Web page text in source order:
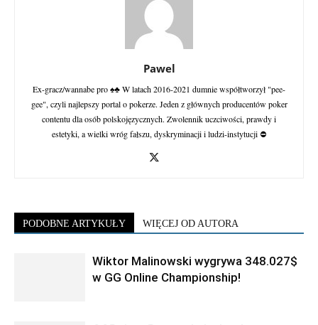
Pawel
Ex-gracz/wannabe pro ♠♣ W latach 2016-2021 dumnie współtworzył "pee-
gee", czyli najlepszy portal o pokerze. Jeden z głównych producentów poker
contentu dla osób polskojęzycznych. Zwolennik uczciwości, prawdy i
estetyki, a wielki wróg fałszu, dyskryminacji i ludzi-instytucji ⛔
PODOBNE ARTYKUŁY WIĘCEJ OD AUTORA
Wiktor Malinowski wygrywa 348.027$
w GG Online Championship!